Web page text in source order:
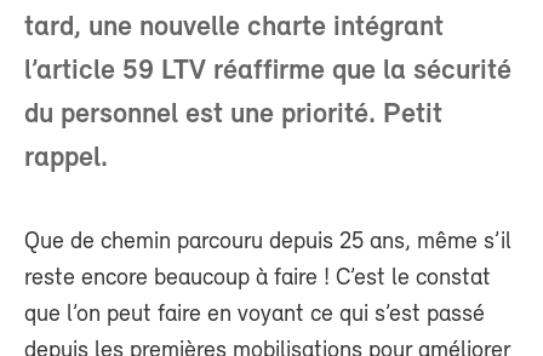
tard, une nouvelle charte intégrant
l’article 59 LTV réaffirme que la sécurité
du personnel est une priorité. Petit
rappel.
Que de chemin parcouru depuis 25 ans, même s’il
reste encore beaucoup à faire ! C’est le constat
que l’on peut faire en voyant ce qui s’est passé
depuis les premières mobilisations pour améliorer